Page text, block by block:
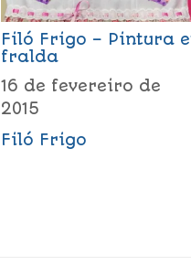
Filó Frigo – Pintura
fralda
16 de fevereiro de
2015
Filó Frigo